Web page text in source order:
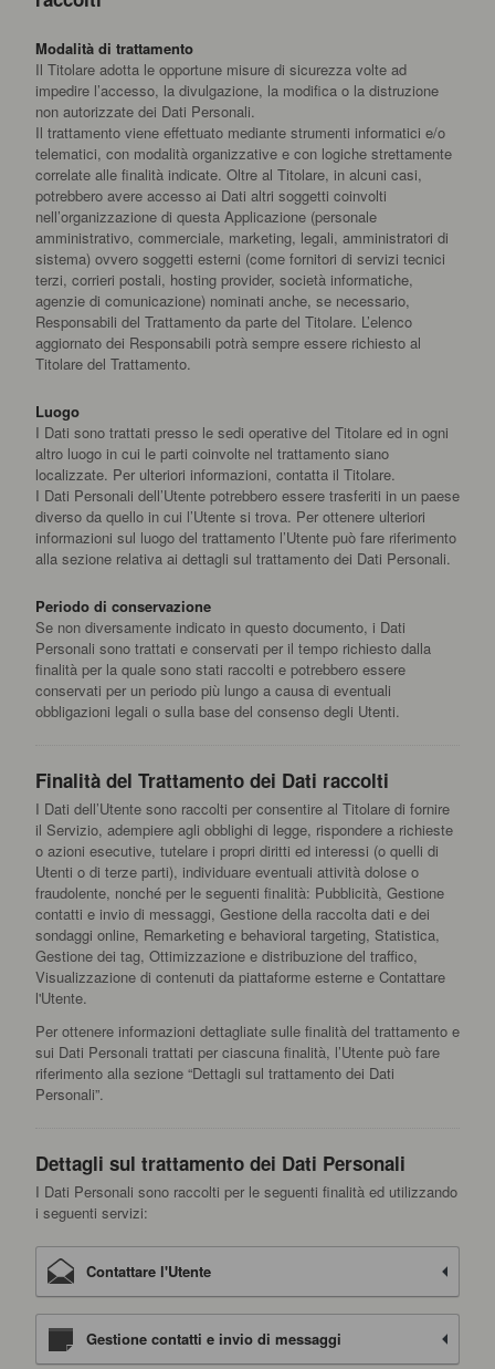
Modalità di trattamento
Il Titolare adotta le opportune misure di sicurezza volte ad
impedire l’accesso, la divulgazione, la modifica o la distruzione
non autorizzate dei Dati Personali.
Il trattamento viene effettuato mediante strumenti informatici e/o
telematici, con modalità organizzative e con logiche strettamente
correlate alle finalità indicate. Oltre al Titolare, in alcuni casi,
potrebbero avere accesso ai Dati altri soggetti coinvolti
nell’organizzazione di questa Applicazione (personale
amministrativo, commerciale, marketing, legali, amministratori di
sistema) ovvero soggetti esterni (come fornitori di servizi tecnici
terzi, corrieri postali, hosting provider, società informatiche,
agenzie di comunicazione) nominati anche, se necessario,
Responsabili del Trattamento da parte del Titolare. L’elenco
aggiornato dei Responsabili potrà sempre essere richiesto al
Titolare del Trattamento.
Luogo
I Dati sono trattati presso le sedi operative del Titolare ed in ogni
altro luogo in cui le parti coinvolte nel trattamento siano
localizzate. Per ulteriori informazioni, contatta il Titolare.
I Dati Personali dell’Utente potrebbero essere trasferiti in un paese
diverso da quello in cui l’Utente si trova. Per ottenere ulteriori
informazioni sul luogo del trattamento l’Utente può fare riferimento
alla sezione relativa ai dettagli sul trattamento dei Dati Personali.
Periodo di conservazione
Se non diversamente indicato in questo documento, i Dati
Personali sono trattati e conservati per il tempo richiesto dalla
finalità per la quale sono stati raccolti e potrebbero essere
conservati per un periodo più lungo a causa di eventuali
obbligazioni legali o sulla base del consenso degli Utenti.
Finalità del Trattamento dei Dati raccolti
I Dati dell’Utente sono raccolti per consentire al Titolare di fornire
il Servizio, adempiere agli obblighi di legge, rispondere a richieste
o azioni esecutive, tutelare i propri diritti ed interessi (o quelli di
Utenti o di terze parti), individuare eventuali attività dolose o
fraudolente, nonché per le seguenti finalità: Pubblicità, Gestione
contatti e invio di messaggi, Gestione della raccolta dati e dei
sondaggi online, Remarketing e behavioral targeting, Statistica,
Gestione dei tag, Ottimizzazione e distribuzione del traffico,
Visualizzazione di contenuti da piattaforme esterne e Contattare
l'Utente.
Per ottenere informazioni dettagliate sulle finalità del trattamento e
sui Dati Personali trattati per ciascuna finalità, l’Utente può fare
riferimento alla sezione “Dettagli sul trattamento dei Dati
Personali”.
Dettagli sul trattamento dei Dati Personali
I Dati Personali sono raccolti per le seguenti finalità ed utilizzando
i seguenti servizi:
Contattare l'Utente
Gestione contatti e invio di messaggi